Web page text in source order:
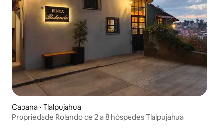
Cabana ⋅ Tlalpujahua
Propriedade Rolando de 2 a 8 hóspedes Tlalpujahua